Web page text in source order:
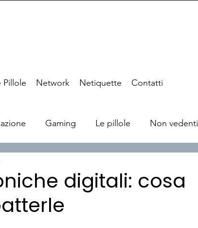
Pillole Network Netiquette Contatti
Gaming Le pillole Non vedenti
digitali: cosa